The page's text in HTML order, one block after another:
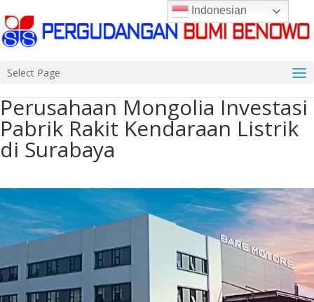
Select Page
Perusahaan Mongolia Investasi
Pabrik Rakit Kendaraan Listrik
di Surabaya
Indonesian